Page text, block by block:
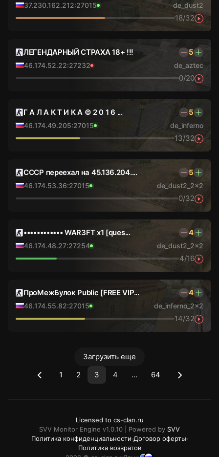
37.230.162.212:27015 de_dust2
18/32
ЛЕГЕНДАРНЫЙ СТРАХА 18+ !!! 5
46.174.52.22:27232 de_aztec
0/20
Г А Л А К Т И К А © 2 0 1 6 ... 5
46.174.49.205:27015 de_inferno
13/32
СССР переехал на 45.136.204.... 5
46.174.53.36:27015 de_dust2_2x2
0/32
•••••••••••• WAR3FT x1 [ques... 4
46.174.48.27:27254 de_dust2_2x2
4/16
ПроМежБулок Public [FREE VIP... 4
46.174.55.82:27015 de_inferno_2x2
14/32
Загрузить еще
1
2 3 4 ... 64
Политика конфиденциальности Договор оферты
Политика возвратов
Licensed to cs-clan.ru
SVV Monitor Engine v1.0.10 | Powered by SVV